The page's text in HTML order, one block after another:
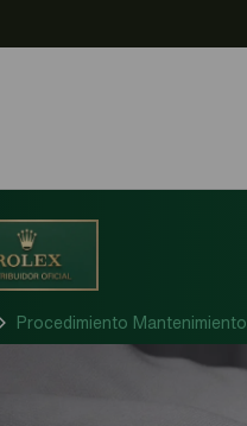
Procedimiento Mantenimiento